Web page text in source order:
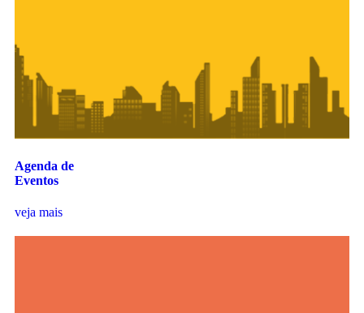
Agenda de
Eventos
veja mais